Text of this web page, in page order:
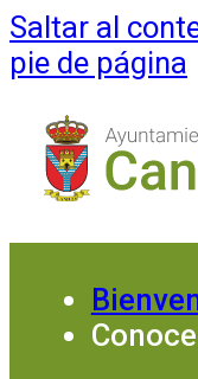
Saltar al
pie de página